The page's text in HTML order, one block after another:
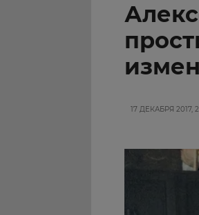
17 ДЕКАБРЯ 2017,